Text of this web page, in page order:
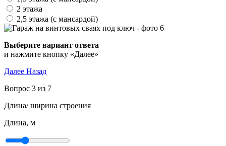
2 этажа
2,5 этажа (с мансардой)
Выберите вариант ответа
и нажмите кнопку «Далее»
Далее Назад
Вопрос 3 из 7
Длина/ ширина строения
Длина, м